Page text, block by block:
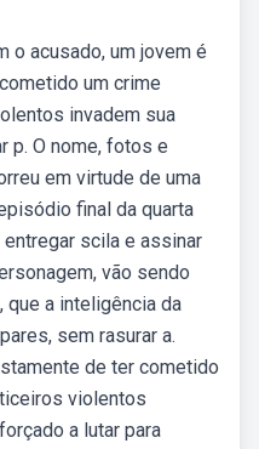
o acusado, um jovem é
um crime
invadem sua
p. O nome, fotos e
em virtude de uma
final da quarta
scila e assinar
vão sendo
a inteligência da
sem rasurar a.
de ter cometido
violentos
a lutar para